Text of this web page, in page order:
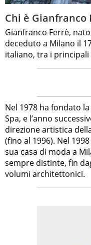
Chi è Gianfranco
Gianfranco Ferrè,
deceduto a Milano il
italiano, tra i
Nel 1978 ha fondato
Spa, e l’anno
direzione artistica
(fino al 1996). Nel
sua casa di moda a
sempre distinte, fin
volumi architettonici.